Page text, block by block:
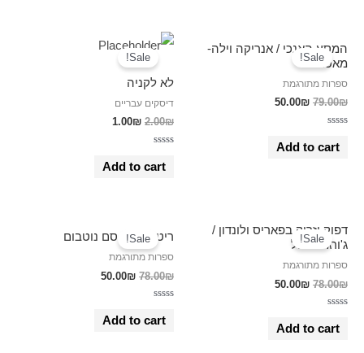
Sale!
המסע האנכי / אנריקה וילה-
מאטאס
ספרות מתורגמת
79.00₪
50.00₪
out
Add to cart
Sale!
לא לקניה
דיסקים עבריים
2.00₪
1.00₪
out
Add to cart
Sale!
דפוק וזרוק בפאריס ולונדון /
ג'ורג' אורוול
ספרות מתורגמת
78.00₪
50.00₪
out
Add to cart
Sale!
ריטואלים / סם נוטבום
ספרות מתורגמת
78.00₪
50.00₪
out
Add to cart